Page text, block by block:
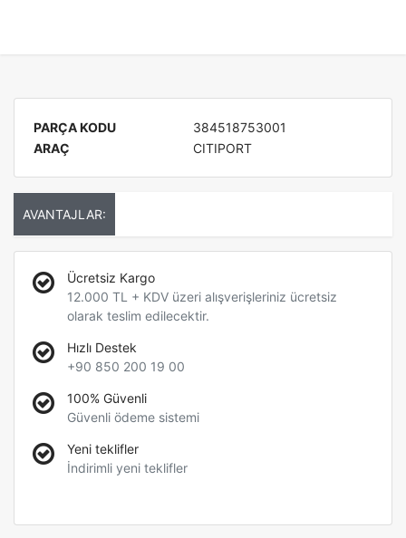
PARÇA KODU
384518753001
ARAÇ
CITIPORT
AVANTAJLAR:
Ücretsiz Kargo
12.000 TL + KDV üzeri alışverişleriniz ücretsiz
olarak teslim edilecektir.
Hızlı Destek
+90 850 200 19 00
100% Güvenli
Güvenli ödeme sistemi
Yeni teklifler
İndirimli yeni teklifler